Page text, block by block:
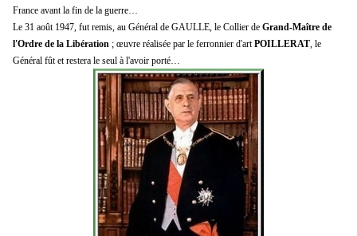
France avant la fin de la guerre…
Le 31 août 1947, fut remis, au Général de GAULLE, le Collier de Grand-Maître de
l'Ordre de la Libération ; œuvre réalisée par le ferronnier d'art POILLERAT , le
Général fût et restera le seul à l'avoir porté…